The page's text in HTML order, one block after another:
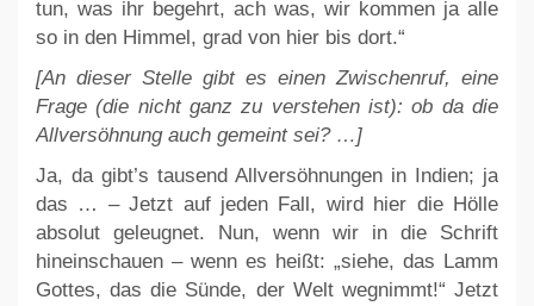
tun, was ihr begehrt, ach was, wir kommen ja alle
so in den Himmel, grad von hier bis dort.“
[An dieser Stelle gibt es einen Zwischenruf, eine
Frage (die nicht ganz zu verstehen ist): ob da die
Allversöhnung auch gemeint sei? …]
Ja, da gibt’s tausend Allversöhnungen in Indien; ja
das … – Jetzt auf jeden Fall, wird hier die Hölle
absolut geleugnet. Nun, wenn wir in die Schrift
hineinschauen – wenn es heißt: „siehe, das Lamm
Gottes, das die Sünde, der Welt wegnimmt!“ Jetzt